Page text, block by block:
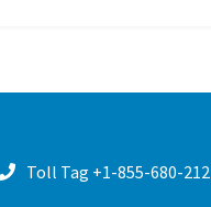
Toll Tag +1-855-680-